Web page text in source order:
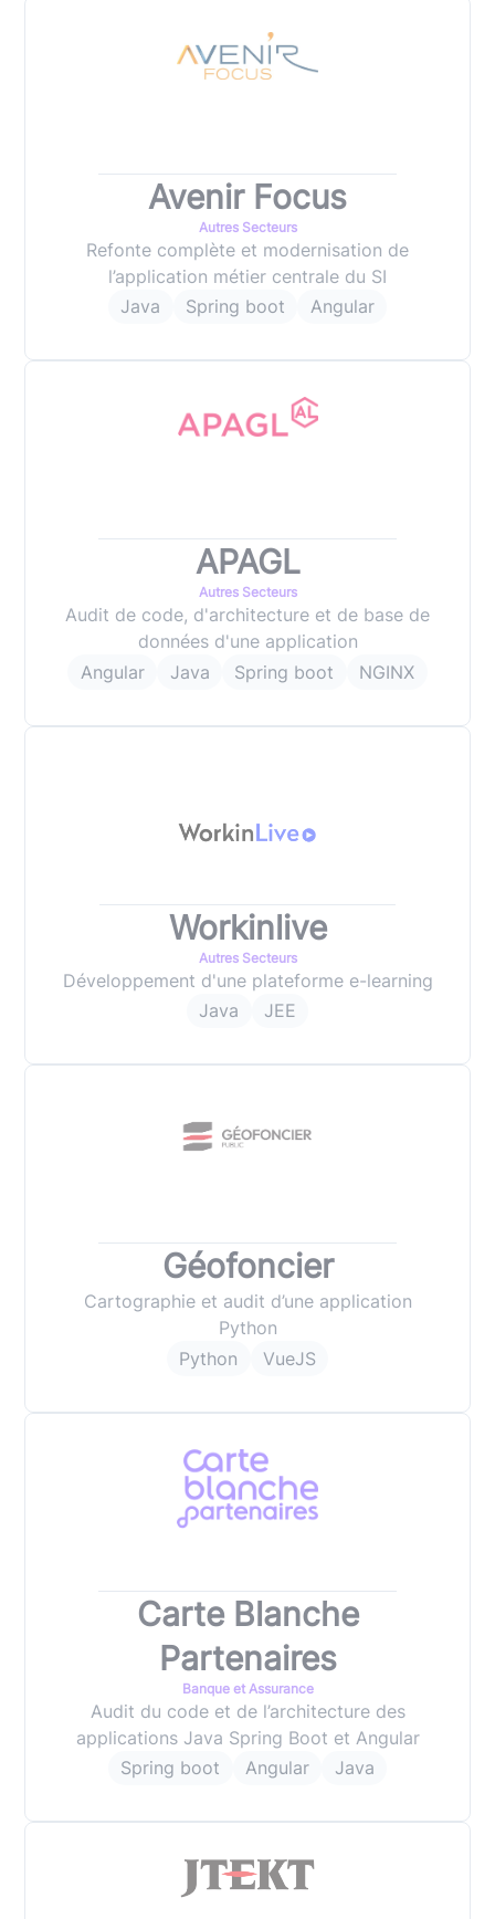
Avenir Focus
Autres Secteurs
Refonte complète et modernisation de
l’application métier centrale du SI
Java
Spring boot Angular
APAGL
Autres Secteurs
Audit de code, d'architecture et de base de
données d'une application
Angular
Java Spring boot NGINX
Workinlive
Autres Secteurs
Développement d'une plateforme e-learning
Java
JEE
Géofoncier
Cartographie et audit d’une application
Python
Python
VueJS
Carte Blanche
Partenaires
Banque et Assurance
Audit du code et de l’architecture des
applications Java Spring Boot et Angular
Spring boot
Angular Java